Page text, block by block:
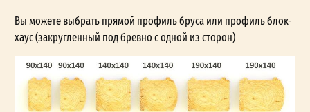
Вы можете выбрать прямой профиль бруса или профиль блок-
хаус (закругленный под бревно с одной из сторон)